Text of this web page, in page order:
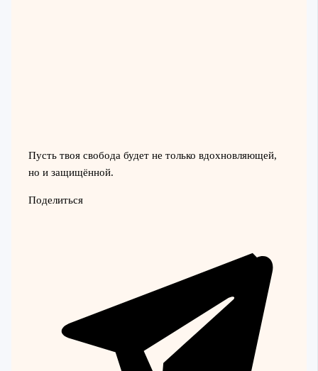
Пусть твоя свобода будет не только вдохновляющей,
но и защищённой.
Поделиться